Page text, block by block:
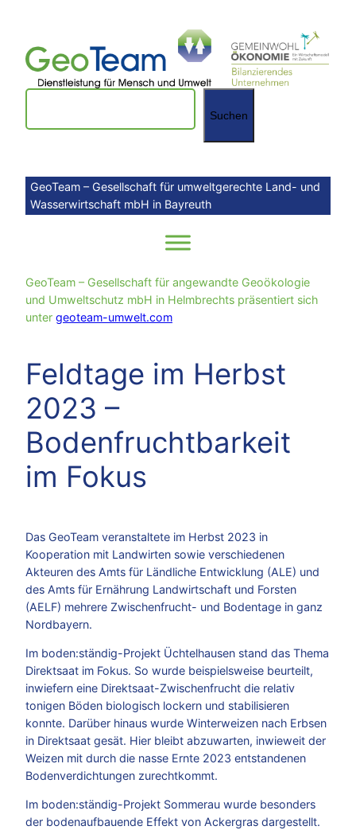
springen
Suchen
Suchen
GeoTeam – Gesellschaft für umweltgerechte Land- und
Wasserwirtschaft mbH in Bayreuth
GeoTeam – Gesellschaft für angewandte Geoökologie
und Umweltschutz mbH in Helmbrechts präsentiert sich
unter geoteam-umwelt.com
Feldtage im Herbst
2023 –
Bodenfruchtbarkeit
im Fokus
Das GeoTeam veranstaltete im Herbst 2023 in
Kooperation mit Landwirten sowie verschiedenen
Akteuren des Amts für Ländliche Entwicklung (ALE) und
des Amts für Ernährung Landwirtschaft und Forsten
(AELF) mehrere Zwischenfrucht- und Bodentage in ganz
Nordbayern.
Im boden:ständig-Projekt Üchtelhausen stand das Thema
Direktsaat im Fokus. So wurde beispielsweise beurteilt,
inwiefern eine Direktsaat-Zwischenfrucht die relativ
tonigen Böden biologisch lockern und stabilisieren
konnte. Darüber hinaus wurde Winterweizen nach Erbsen
in Direktsaat gesät. Hier bleibt abzuwarten, inwieweit der
Weizen mit durch die nasse Ernte 2023 entstandenen
Bodenverdichtungen zurechtkommt.
Im boden:ständig-Projekt Sommerau wurde besonders
der bodenaufbauende Effekt von Ackergras dargestellt.